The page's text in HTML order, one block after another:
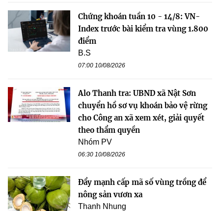
Chứng khoán tuần 10 - 14/8: VN-
Index trước bài kiểm tra vùng 1.800
điểm
B.S
07:00 10/08/2026
Alo Thanh tra: UBND xã Nật Sơn
chuyển hồ sơ vụ khoán bảo vệ rừng
cho Công an xã xem xét, giải quyết
theo thẩm quyền
Nhóm PV
06:30 10/08/2026
Đẩy mạnh cấp mã số vùng trồng để
nông sản vươn xa
Thanh Nhung